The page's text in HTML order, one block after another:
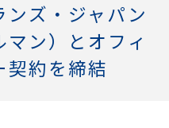
ズ・ジャパン
ン）とオフィ
契約を締結